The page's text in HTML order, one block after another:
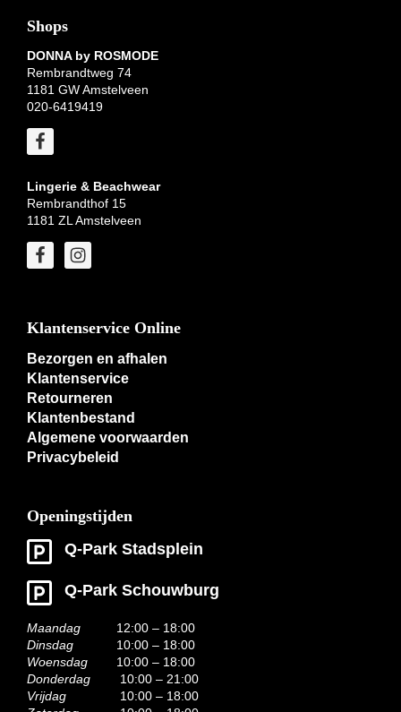
Shops
DONNA by ROSMODE
Rembrandtweg 74
1181 GW Amstelveen
020-6419419
Lingerie & Beachwear
Rembrandthof 15
1181 ZL Amstelveen
Klantenservice Online
Bezorgen en afhalen
Klantenservice
Retourneren
Klantenbestand
Algemene voorwaarden
Privacybeleid
Openingstijden
Q-Park Stadsplein
Q-Park Schouwburg
Maandag
12:00 – 18:00
Dinsdag
10:00 – 18:00
Woensdag
10:00 – 18:00
Donderdag
10:00 – 21:00
Vrijdag
10:00 – 18:00